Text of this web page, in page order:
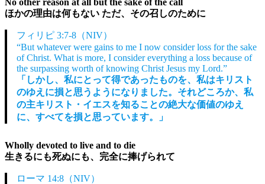
ほかの理由は何もない ただ、その召しのために
フィリピ 3:7-8（NIV）
“But whatever were gains to me I now consider loss for the sake
of Christ. What is more, I consider everything a loss because of
the surpassing worth of knowing Christ Jesus my Lord.”
「しかし、私にとって得であったものを、私はキリスト
のゆえに損と思うようになりました。それどころか、私
の主キリスト・イエスを知ることの絶大な価値のゆえ
に、すべてを損と思っています。」
Wholly devoted to live and to die
生きるにも死ぬにも、完全に捧げられて
ローマ 14:8（NIV）